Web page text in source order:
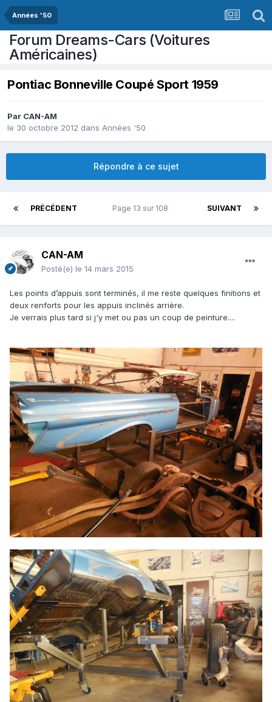
Années '50
Forum Dreams-Cars (Voitures
Américaines)
Pontiac Bonneville Coupé Sport 1959
Par CAN-AM
le 30 octobre 2012 dans Années '50
Répondre à ce sujet
PRÉCÉDENT SUIVANT
Page 13 sur 108
CAN-AM
Posté(e) le 14 mars 2015
Les points d’appuis sont terminés, il me reste quelques finitions et
deux renforts pour les appuis inclinés arrière.
Je verrais plus tard si j'y met ou pas un coup de peinture....